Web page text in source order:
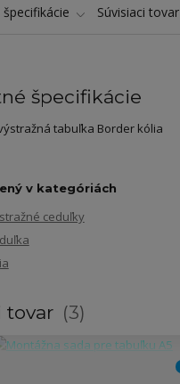
Súvisiaci tovar
špecifikácie
tabuľka Border kólia
v kategóriách
ceduľky
tovar 3